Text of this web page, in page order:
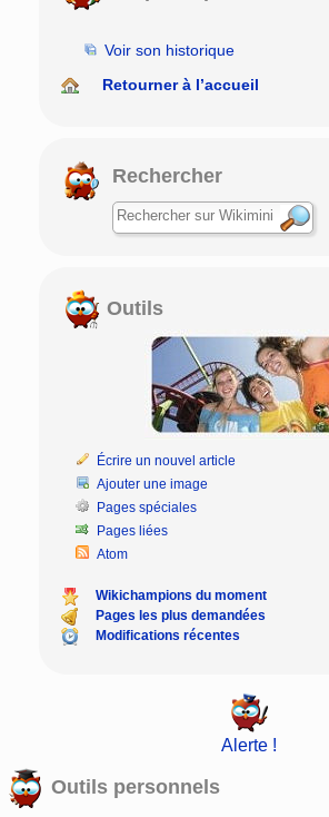
Voir son historique
Retourner à l’accueil
Rechercher
Outils
Écrire un nouvel article
Ajouter une image
Pages spéciales
Pages liées
Atom
Wikichampions du moment
Pages les plus demandées
Modifications récentes
Alerte !
Outils personnels